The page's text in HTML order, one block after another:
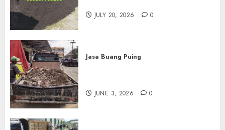
JULY 20, 2026 0
Jasa Buang Puing
JUNE 3, 2026 0